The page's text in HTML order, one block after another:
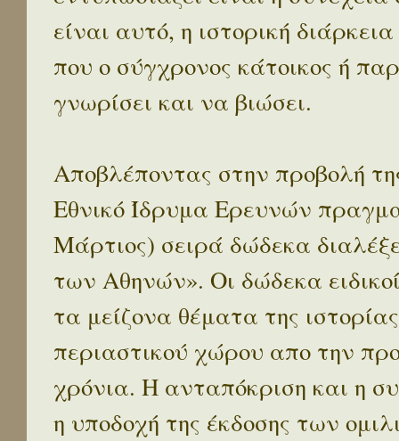
είναι αυτό, η ιστορική
που ο σύγχρονος κάτοικος ή
γνωρίσει και να βιώσει.
Αποβλέποντας στην προβολή
Εθνικό Ίδρυμα Ερευνών
Μάρτιος) σειρά δώδεκα
των Αθηνών». Οι δώδεκα
τα μείζονα θέματα της
περιαστικού χώρου απο την
χρόνια. Η ανταπόκριση και η
η υποδοχή της έκδοσης των